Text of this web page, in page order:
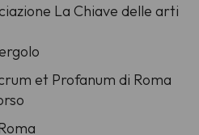
La Chiave delle arti
et Profanum di Roma